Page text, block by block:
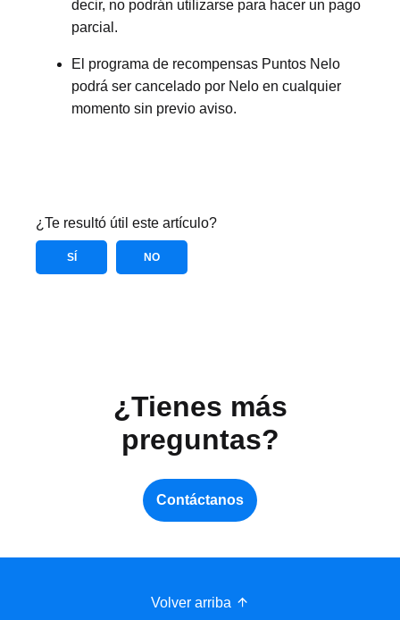
decir, no podrán utilizarse para hacer un pago
parcial.
El programa de recompensas Puntos Nelo
podrá ser cancelado por Nelo en cualquier
momento sin previo aviso.
¿Te resultó útil este artículo?
SÍ NO
¿Tienes más
preguntas?
Contáctanos
Volver arriba